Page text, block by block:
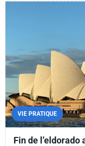
VIE PRATIQUE
Fin de l’eldorado